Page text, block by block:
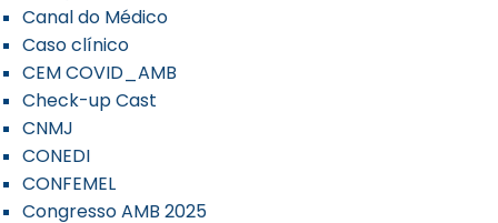
Canal do Médico
Caso clínico
CEM COVID_AMB
Check-up Cast
CNMJ
CONEDI
CONFEMEL
Congresso AMB 2025